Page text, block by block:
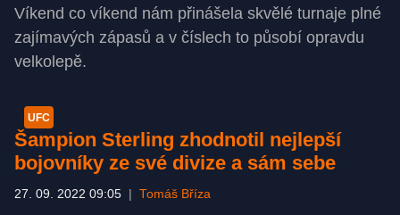
Víkend co víkend nám přinášela skvělé turnaje plné
zajímavých zápasů a v číslech to působí opravdu
velkolepě.
UFC
Šampion Sterling zhodnotil nejlepší
bojovníky ze své divize a sám sebe
27. 09. 2022 09:05 Tomáš Bříza